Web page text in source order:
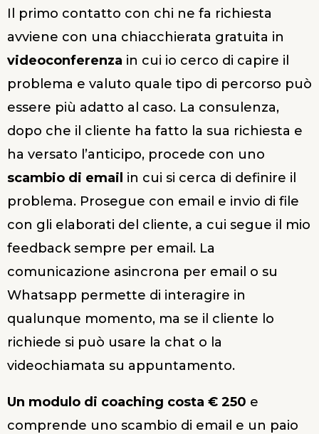
Il primo contatto con chi ne fa richiesta
avviene con una chiacchierata gratuita in
videoconferenza in cui io cerco di capire il
problema e valuto quale tipo di percorso può
essere più adatto al caso. La consulenza,
dopo che il cliente ha fatto la sua richiesta e
ha versato l’anticipo, procede con uno
scambio di email in cui si cerca di definire il
problema. Prosegue con email e invio di file
con gli elaborati del cliente, a cui segue il mio
feedback sempre per email. La
comunicazione asincrona per email o su
Whatsapp permette di interagire in
qualunque momento, ma se il cliente lo
richiede si può usare la chat o la
videochiamata su appuntamento.
Un modulo di coaching costa € 250 e
comprende uno scambio di email e un paio